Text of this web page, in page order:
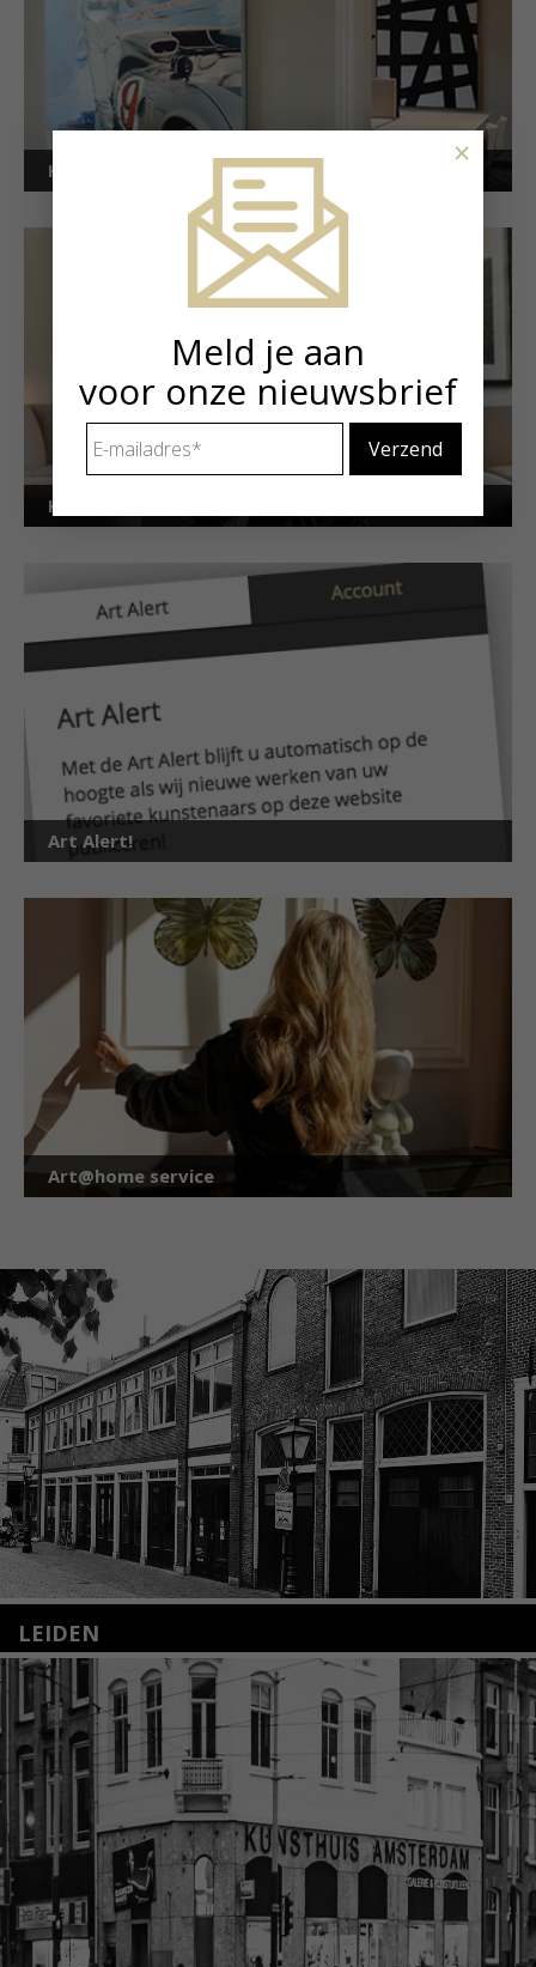
Kunstuitleen voor bedrijven
Kunstuitleen voor particulieren
Art Alert!
Art@home service
LEIDEN
Nieuwstraat 35
2312 KA Leiden
+31(0)71 – 52 84 480
info@kunsthuisleiden.nl
Lees meer
Meld je aan
voor onze nieuwsbrief
mailadres *
×